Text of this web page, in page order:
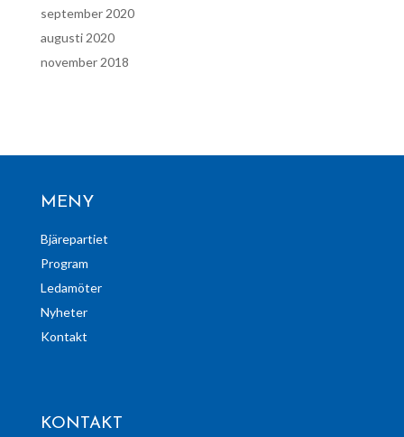
september 2020
augusti 2020
november 2018
MENY
Bjärepartiet
Program
Ledamöter
Nyheter
Kontakt
KONTAKT